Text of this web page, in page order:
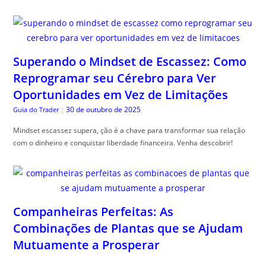
Superando o Mindset de Escassez: Como
Reprogramar seu Cérebro para Ver
Oportunidades em Vez de Limitações
Guia do Trader | 30 de outubro de 2025
Mindset escassez supera, ção é a chave para transformar sua relação
com o dinheiro e conquistar liberdade financeira. Venha descobrir!
Companheiras Perfeitas: As
Combinações de Plantas que se Ajudam
Mutuamente a Prosperar